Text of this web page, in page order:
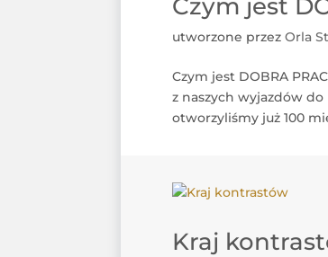
Czym jest
utworzone przez Orla
Czym jest DOBRA
z naszych wyjazdów
otworzyliśmy już 100
Kraj